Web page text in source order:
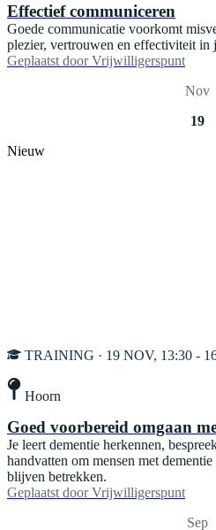
Effectief communiceren
Goede communicatie voorkomt
plezier, vertrouwen en effectiviteit
Geplaatst door Vrijwilligerspunt
Nov
19
Nieuw
TRAINING · 19 NOV, 13:30 -
Hoorn
Goed voorbereid omgaan
Je leert dementie herkennen,
handvatten om mensen met
blijven betrekken.
Geplaatst door Vrijwilligerspunt
Sep